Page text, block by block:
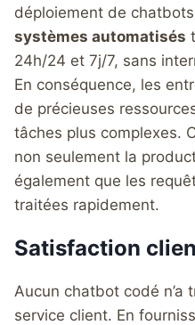
déploiement de
systèmes automatisés
24h/24 et 7j/7, sans
En conséquence, les
de précieuses
tâches plus complexes.
non seulement la
également que les
traitées rapidement.
Satisfaction
Aucun chatbot codé n’a
service client. En